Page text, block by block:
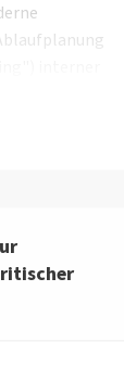
um
kann im